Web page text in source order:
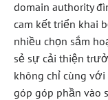
domain authority
cam kết triển khai
nhiều chọn sắm
sẻ sự cải thiện
không chỉ cùng
góp góp phần vào